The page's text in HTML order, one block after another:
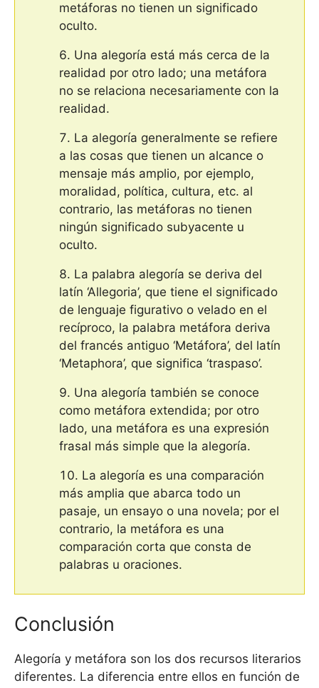
metáforas no tienen un significado
oculto.
Una alegoría está más cerca de la
realidad por otro lado; una metáfora
no se relaciona necesariamente con la
realidad.
La alegoría generalmente se refiere
a las cosas que tienen un alcance o
mensaje más amplio, por ejemplo,
moralidad, política, cultura, etc. al
contrario, las metáforas no tienen
ningún significado subyacente u
oculto.
La palabra alegoría se deriva del
latín ‘Allegoria’, que tiene el significado
de lenguaje figurativo o velado en el
recíproco, la palabra metáfora deriva
del francés antiguo ‘Metáfora’, del latín
‘Metaphora’, que significa ‘traspaso’.
Una alegoría también se conoce
como metáfora extendida; por otro
lado, una metáfora es una expresión
frasal más simple que la alegoría.
La alegoría es una comparación
más amplia que abarca todo un
pasaje, un ensayo o una novela; por el
contrario, la metáfora es una
comparación corta que consta de
palabras u oraciones.
Conclusión
Alegoría y metáfora son los dos recursos literarios
diferentes. La diferencia entre ellos en función de